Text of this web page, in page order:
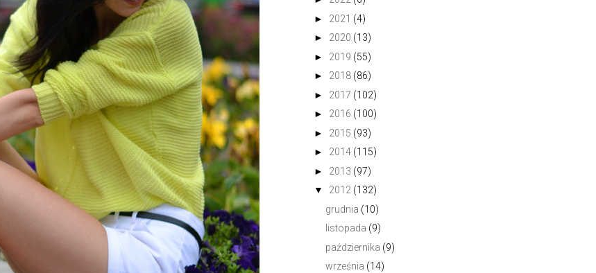
► 2021 (4)
► 2020 (13)
► 2019 (55)
► 2018 (86)
► 2017 (102)
► 2016 (100)
► 2015 (93)
► 2014 (115)
► 2013 (97)
▼
2012 (132)
grudnia (10)
listopada (9)
października (9)
września (14)